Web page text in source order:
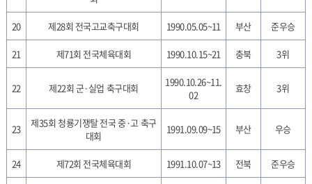
20 제28회 전국고교축구대회 1990.05.05~11 부산 준우승
21 제71회 전국체육대회 1990.10.15~21 충북 3위
22 제22회 군·실업 축구대회
1990.10.26~11.
02
효창 3위
23
제35회 청룡기쟁탈 전국 중·고 축구
대회
1991.09.09~15 부산 우승
24 제72회 전국체육대회 1991.10.07~13 전북 준우승